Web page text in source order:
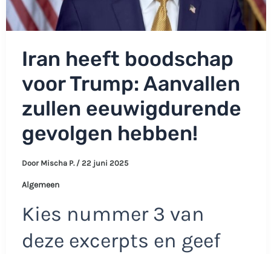
Iran heeft boodschap
voor Trump: Aanvallen
zullen eeuwigdurende
gevolgen hebben!
Door Mischa P. / 22 juni 2025
Algemeen
Kies nummer 3 van
deze excerpts en geef